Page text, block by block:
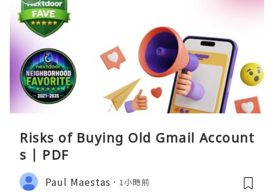
Risks of Buying Old Gmail Account
s | PDF
Paul Maestas 1小時前